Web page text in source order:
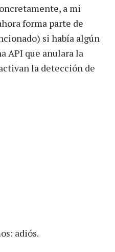
a mi
forma parte de
si había algún
API que anulara la
la detección de
adiós.